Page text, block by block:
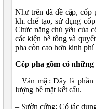
Như trên đã đề cập, cốp
khi chế tạo, sử dụng
Chức năng chủ yếu của
các kiện bê tông và
pha còn cao hơn kinh phí
Cốp pha gồm có
– Ván mặt: Đây là phần
lượng bề mặt kết cấu.
– Sườn cứng: Có tác